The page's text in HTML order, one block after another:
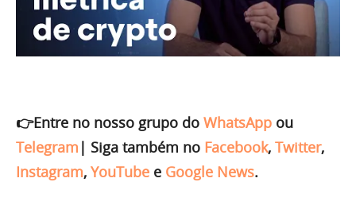
👉Entre no nosso grupo do WhatsApp ou
Telegram | Siga também no Facebook, Twitter,
Instagram, YouTube e Google News.